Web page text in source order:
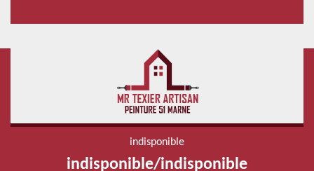
indisponible
indisponible/indisponible